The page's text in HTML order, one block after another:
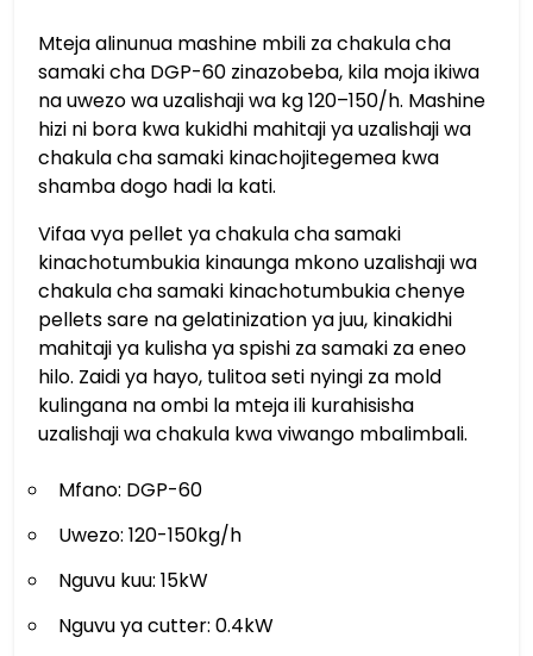
Mteja alinunua mashine mbili za chakula cha
samaki cha DGP-60 zinazobeba, kila moja ikiwa
na uwezo wa uzalishaji wa kg 120–150/h. Mashine
hizi ni bora kwa kukidhi mahitaji ya uzalishaji wa
chakula cha samaki kinachojitegemea kwa
shamba dogo hadi la kati.
Vifaa vya pellet ya chakula cha samaki
kinachotumbukia kinaunga mkono uzalishaji wa
chakula cha samaki kinachotumbukia chenye
pellets sare na gelatinization ya juu, kinakidhi
mahitaji ya kulisha ya spishi za samaki za eneo
hilo. Zaidi ya hayo, tulitoa seti nyingi za mold
kulingana na ombi la mteja ili kurahisisha
uzalishaji wa chakula kwa viwango mbalimbali.
Mfano: DGP-60
Uwezo: 120-150kg/h
Nguvu kuu: 15kW
Nguvu ya cutter: 0.4kW